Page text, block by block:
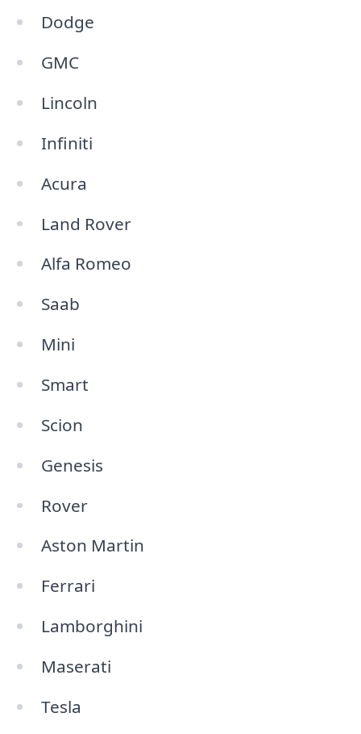
Dodge
GMC
Lincoln
Infiniti
Acura
Land Rover
Alfa Romeo
Saab
Mini
Smart
Scion
Genesis
Rover
Aston Martin
Ferrari
Lamborghini
Maserati
Tesla